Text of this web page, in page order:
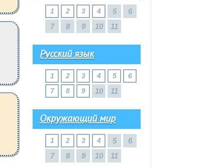
1 2 3 4 5
6
7
8 9 10 11
Русский язык
1 2 3 4 5
6
7
8 9 10 11
Окружающий мир
1 2 3 4 5
6
7
8 9 10 11